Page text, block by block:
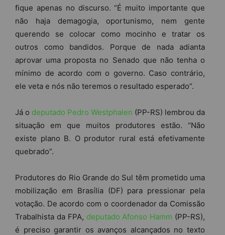
fique apenas no discurso. “É muito importante que
não haja demagogia, oportunismo, nem gente
querendo se colocar como mocinho e tratar os
outros como bandidos. Porque de nada adianta
aprovar uma proposta no Senado que não tenha o
mínimo de acordo com o governo. Caso contrário,
ele veta e nós não teremos o resultado esperado”.
Já o deputado Pedro Westphalen (PP-RS) lembrou da
situação em que muitos produtores estão. “Não
existe plano B. O produtor rural está efetivamente
quebrado”.
Produtores do Rio Grande do Sul têm prometido uma
mobilização em Brasília (DF) para pressionar pela
votação. De acordo com o coordenador da Comissão
Trabalhista da FPA, deputado Afonso Hamm (PP-RS),
é preciso garantir os avanços alcançados no texto